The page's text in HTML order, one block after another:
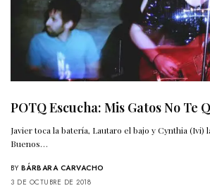
POTQ Escucha: Mis Gatos No Te
Javier toca la batería, Lautaro el bajo y Cynthia (Ivi)
Buenos…
BY BÁRBARA CARVACHO
3 DE OCTUBRE DE 2018